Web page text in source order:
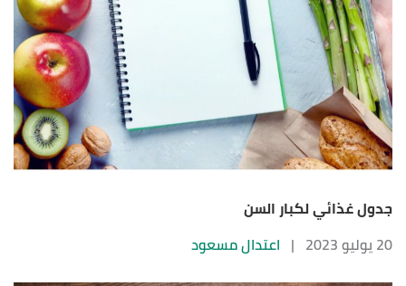
جدول غذائي لكبار السن
20 يوليو 2023
| اعتدال مسعود